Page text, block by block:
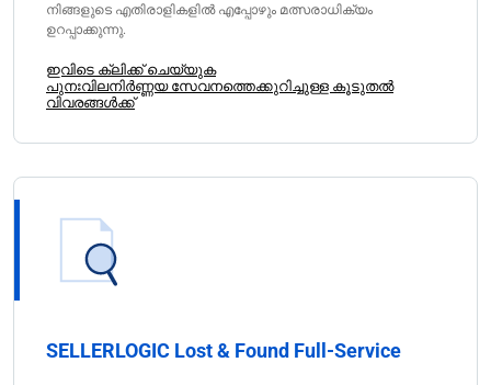
നിങ്ങളുടെ എതിരാളികളിൽ എപ്പോഴും മത്സരാധിക്യം
ഉറപ്പാക്കുന്നു.
ഇവിടെ ക്ലിക്ക് ചെയ്യുക
പുനഃവിലനിർണ്ണയ സേവനത്തെക്കുറിച്ചുള്ള കൂടുതൽ
വിവരങ്ങൾക്ക്
SELLERLOGIC Lost & Found Full-Service